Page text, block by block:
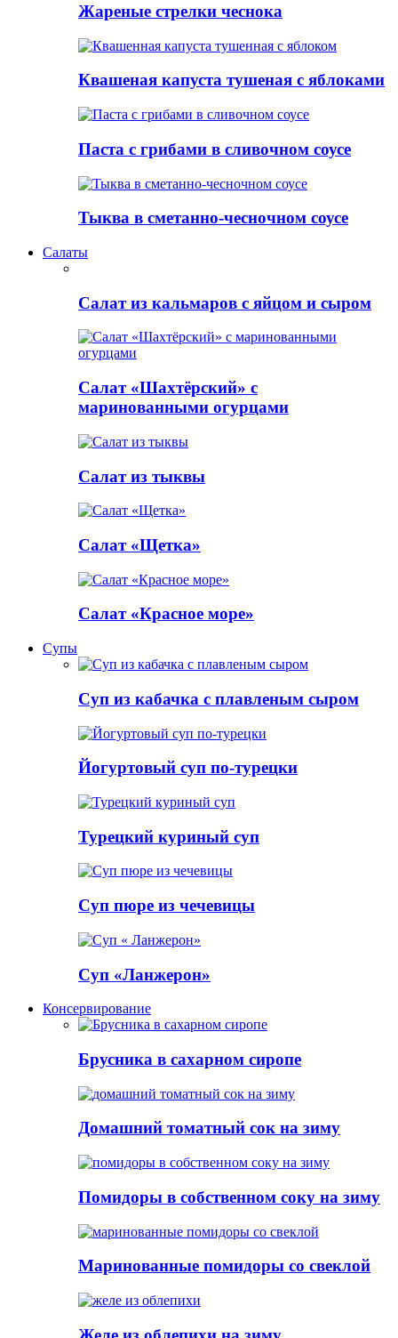
Жареные стрелки чеснока
Квашеная капуста тушеная с яблоками
Паста с грибами в сливочном соусе
Тыква в сметанно-чесночном соусе
Салаты
Салат из кальмаров с яйцом и сыром
Салат «Шахтёрский» с
маринованными огурцами
Салат из тыквы
Салат «Щетка»
Салат «Красное море»
Супы
Суп из кабачка с плавленым сыром
Йогуртовый суп по-турецки
Турецкий куриный суп
Суп пюре из чечевицы
Суп «Ланжерон»
Консервирование
Брусника в сахарном сиропе
Домашний томатный сок на зиму
Помидоры в собственном соку на зиму
Маринованные помидоры со свеклой